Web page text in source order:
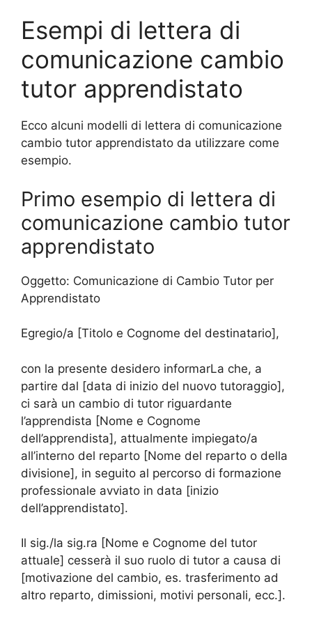
Esempi di lettera di
comunicazione cambio
tutor apprendistato
Ecco alcuni modelli di lettera di comunicazione
cambio tutor apprendistato da utilizzare come
esempio.
Primo esempio di lettera di
comunicazione cambio tutor
apprendistato
Oggetto: Comunicazione di Cambio Tutor per
Apprendistato
Egregio/a [Titolo e Cognome del destinatario],
con la presente desidero informarLa che, a
partire dal [data di inizio del nuovo tutoraggio],
ci sarà un cambio di tutor riguardante
l’apprendista [Nome e Cognome
dell’apprendista], attualmente impiegato/a
all’interno del reparto [Nome del reparto o della
divisione], in seguito al percorso di formazione
professionale avviato in data [inizio
dell’apprendistato].
Il sig./la sig.ra [Nome e Cognome del tutor
attuale] cesserà il suo ruolo di tutor a causa di
[motivazione del cambio, es. trasferimento ad
altro reparto, dimissioni, motivi personali, ecc.].